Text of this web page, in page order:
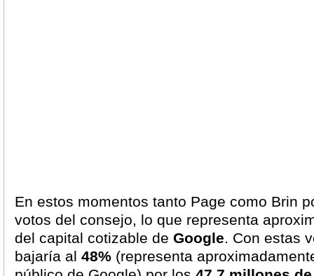
En estos momentos tanto Page como Brin
votos del consejo, lo que representa
del capital cotizable de Google. Con estas
bajaría al 48% (representa